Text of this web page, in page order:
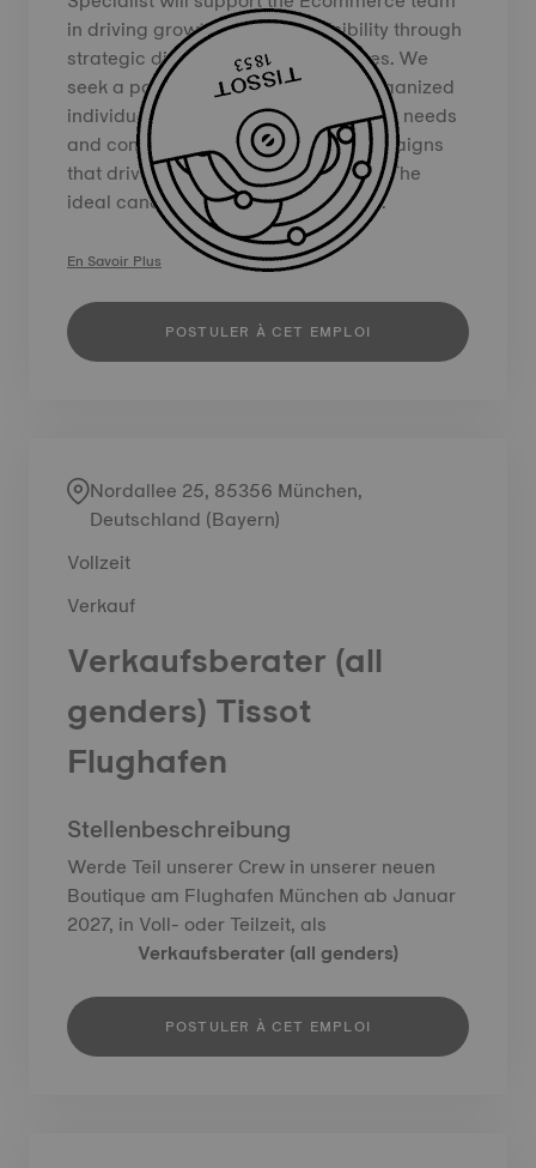
in driving growth and brand visibility through
strategic digital marketing initiatives. We
seek a passionate, strategic, and organized
individual who understands customer needs
and contributes to high-quality campaigns
that drive incremental sales growth. The
ideal candidate will play a key role...
En Savoir Plus
POSTULER À CET EMPLOI
Nordallee 25, 85356 München,
Deutschland (Bayern)
Vollzeit
Verkauf
Verkaufsberater (all
genders) Tissot
Flughafen
Stellenbeschreibung
Werde Teil unserer Crew in unserer neuen
Boutique am Flughafen München ab Januar
2027, in Voll- oder Teilzeit, als
Verkaufsberater (all genders)
POSTULER À CET EMPLOI